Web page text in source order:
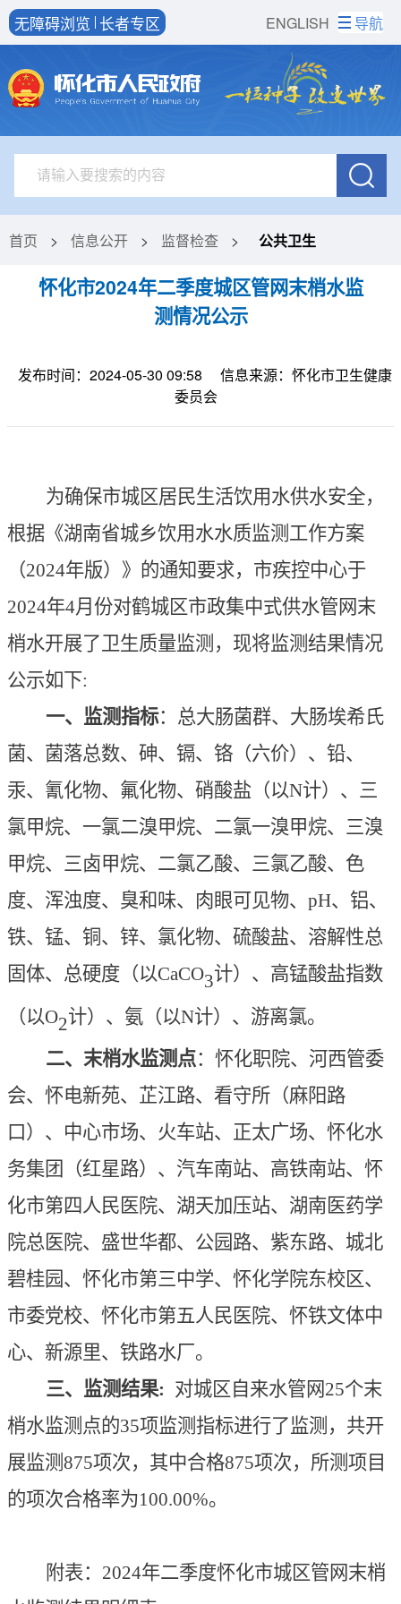
ENGLISH
无障碍浏览 长者专区 导航
首页 > 信息公开 > 监督检查 > 公共卫生
怀化市2024年二季度城区管网末梢水监
测情况公示
发布时间：2024-05-30 09:58
信息来源：怀化市卫生健康
委员会
为确保市城区居民生活饮用水供水安全，
根据《湖南省城乡饮用水水质监测工作方案
（2024年版）》的通知要求，市疾控中心于
2024年4月份对鹤城区市政集中式供水管网末
梢水开展了卫生质量监测，现将监测结果情况
公示如下:
一、监测指标：总大肠菌群、大肠埃希氏
菌、菌落总数、砷、镉、铬（六价）、铅、
汞、氰化物、氟化物、硝酸盐（以N计）、三
氯甲烷、一氯二溴甲烷、二氯一溴甲烷、三溴
甲烷、三卤甲烷、二氯乙酸、三氯乙酸、色
度、浑浊度、臭和味、肉眼可见物、pH、铝、
铁、锰、铜、锌、氯化物、硫酸盐、溶解性总
固体、总硬度（以CaCO3计）、高锰酸盐指数
（以O2计）、氨（以N计）、游离氯。
二、末梢水监测点：怀化职院、河西管委
会、怀电新苑、芷江路、看守所（麻阳路
口）、中心市场、火车站、正太广场、怀化水
务集团（红星路）、汽车南站、高铁南站、怀
化市第四人民医院、湖天加压站、湖南医药学
院总医院、盛世华都、公园路、紫东路、城北
碧桂园、怀化市第三中学、怀化学院东校区、
市委党校、怀化市第五人民医院、怀铁文体中
心、新源里、铁路水厂。
三、监测结果: 对城区自来水管网25个末
梢水监测点的35项监测指标进行了监测，共开
展监测875项次，其中合格875项次，所测项目
的项次合格率为100.00%。
附表：2024年二季度怀化市城区管网末梢